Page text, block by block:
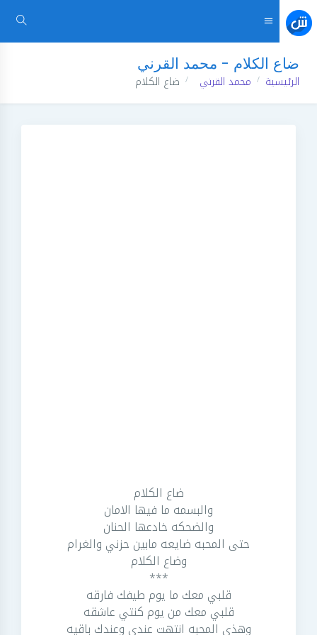
ضاع الكلام - محمد القرني
الرئيسية محمد القرني ضاع الكلام
ضاع الكلام
والبسمه ما فيها الامان
والضحكه خادعها الحنان
حتى المحبه ضايعه مابين حزني والغرام
وضاع الكلام
***
قلبي معك ما يوم طيفك فارقه
قلبي معك من يوم كنتي عاشقه
وهذي المحبه انتهت عندي وعندك باقيه